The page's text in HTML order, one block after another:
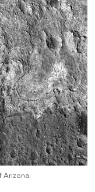
Arizona.